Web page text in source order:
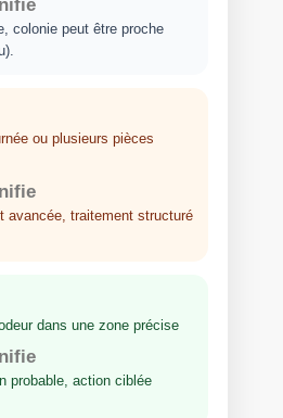
colonie peut être proche
ou plusieurs pièces
avancée, traitement structuré
dans une zone précise
probable, action ciblée